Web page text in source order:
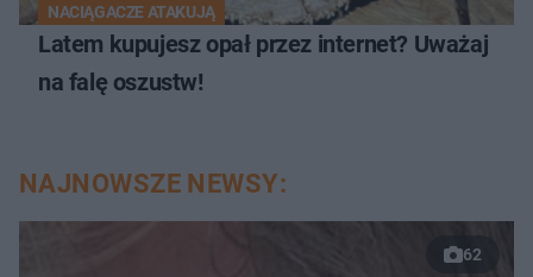
NACIĄGACZE ATAKUJĄ
Latem kupujesz opał przez internet? Uważaj
na falę oszustw!
NAJNOWSZE NEWSY:
62